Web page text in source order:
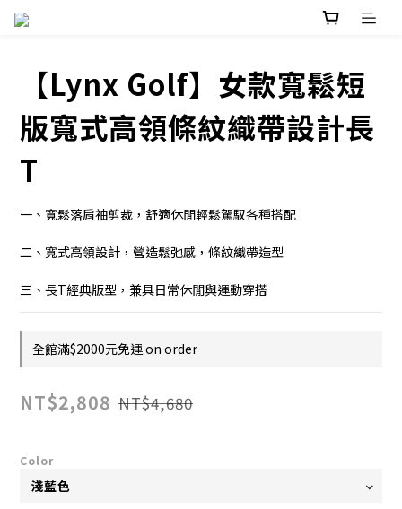
【Lynx Golf】女款寬鬆短
版寬式高領條紋織帶設計長
T
一、寬鬆落肩袖剪裁，舒適休閒輕鬆駕馭各種搭配
二、寬式高領設計，營造鬆弛感，條紋織帶造型
三、長T經典版型，兼具日常休閒與運動穿搭
全館滿$2000元免運 on order
NT$2,808 NT$4,680
Color